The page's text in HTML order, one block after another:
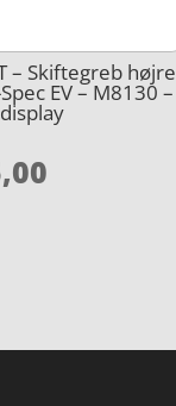
– Skiftegreb højre
EV – M8130 –